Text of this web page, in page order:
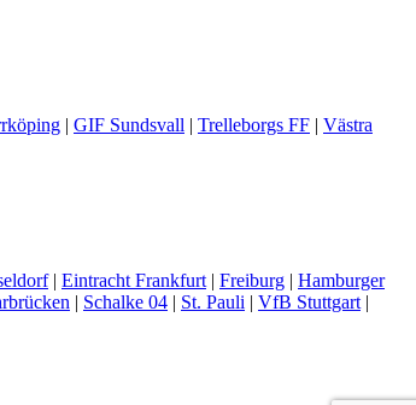
| GIF Sundsvall | Trelleborgs FF | Västra
| Eintracht Frankfurt | Freiburg | Hamburger
| Schalke 04 | St. Pauli | VfB Stuttgart |